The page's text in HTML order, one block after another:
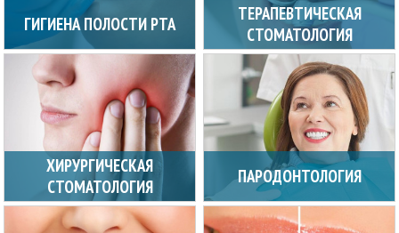
ГИГИЕНА ПОЛОСТИ РТА
ТЕРАПЕВТИЧЕСКАЯ
СТОМАТОЛОГИЯ
ХИРУРГИЧЕСКАЯ
СТОМАТОЛОГИЯ
ПАРОДОНТОЛОГИЯ